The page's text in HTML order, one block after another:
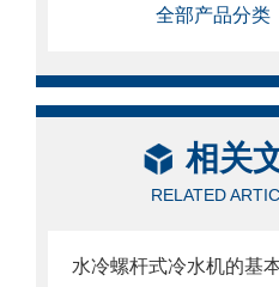
全部产品分类
相关
RELATED